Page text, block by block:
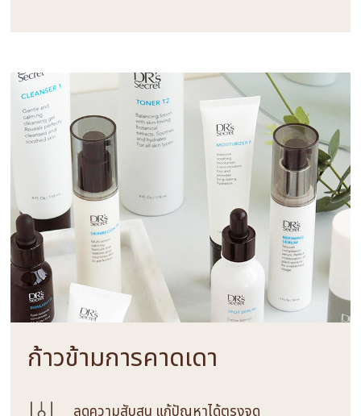
ก้าวข้ามการคาดเดา
ลดความสับสน แก้ปัญหาได้ตรงจุด